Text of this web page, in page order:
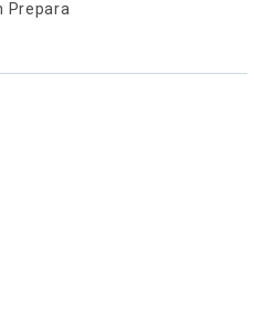
Prepara